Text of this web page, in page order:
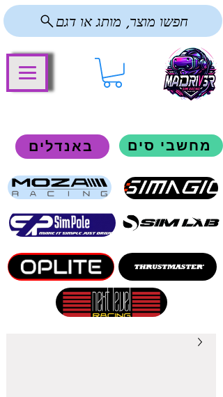
מחשבי סים באנדלים
חפשו מוצר, מותג או דגם